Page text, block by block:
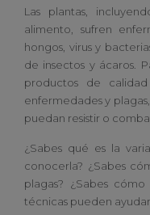
Las plantas,
alimento, sufren
hongos, virus y
de insectos y ácaros.
productos de
enfermedades y
puedan resistir o
¿Sabes qué es la
conocerla? ¿Sabes
plagas? ¿Sabes
técnicas pueden